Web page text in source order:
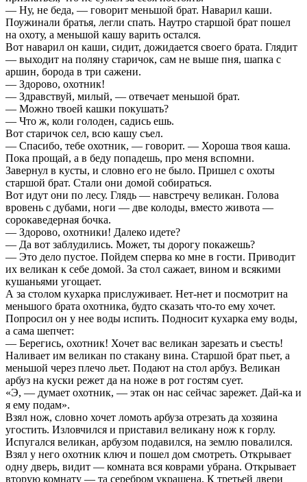
— Ну, не беда, — говорит меньшой брат. Наварил каши.
Поужинали братья, легли спать. Наутро старшой брат пошел
на охоту, а меньшой кашу варить остался.
Вот наварил он каши, сидит, дожидается своего брата. Глядит
— выходит на поляну старичок, сам не выше пня, шапка с
аршин, борода в три сажени.
— Здорово, охотник!
— Здравствуй, милый, — отвечает меньшой брат.
— Можно твоей кашки покушать?
— Что ж, коли голоден, садись ешь.
Вот старичок сел, всю кашу съел.
— Спасибо, тебе охотник, — говорит. — Хороша твоя каша.
Пока прощай, а в беду попадешь, про меня вспомни.
Завернул в кусты, и словно его не было. Пришел с охоты
старшой брат. Стали они домой собираться.
Вот идут они по лесу. Глядь — навстречу великан. Голова
вровень с дубами, ноги — две колоды, вместо живота —
сорокаведерная бочка.
— Здорово, охотники! Далеко идете?
— Да вот заблудились. Может, ты дорогу покажешь?
— Это дело пустое. Пойдем сперва ко мне в гости. Приводит
их великан к себе домой. За стол сажает, вином и всякими
кушаньями угощает.
А за столом кухарка прислуживает. Нет-нет и посмотрит на
меньшого брата охотника, будто сказать что-то ему хочет.
Попросил он у нее воды испить. Подносит кухарка ему воды,
а сама шепчет:
— Берегись, охотник! Хочет вас великан зарезать и съесть!
Наливает им великан по стакану вина. Старшой брат пьет, а
меньшой через плечо льет. Подают на стол арбуз. Великан
арбуз на куски режет да на ноже в рот гостям сует.
«Э, — думает охотник, — этак он нас сейчас зарежет. Дай-ка и
я ему подам».
Взял нож, словно хочет ломоть арбуза отрезать да хозяина
угостить. Изловчился и приставил великану нож к горлу.
Испугался великан, арбузом подавился, на землю повалился.
Взял у него охотник ключ и пошел дом смотреть. Открывает
одну дверь, видит — комната вся коврами убрана. Открывает
вторую комнату — та серебром украшена. К третьей двери